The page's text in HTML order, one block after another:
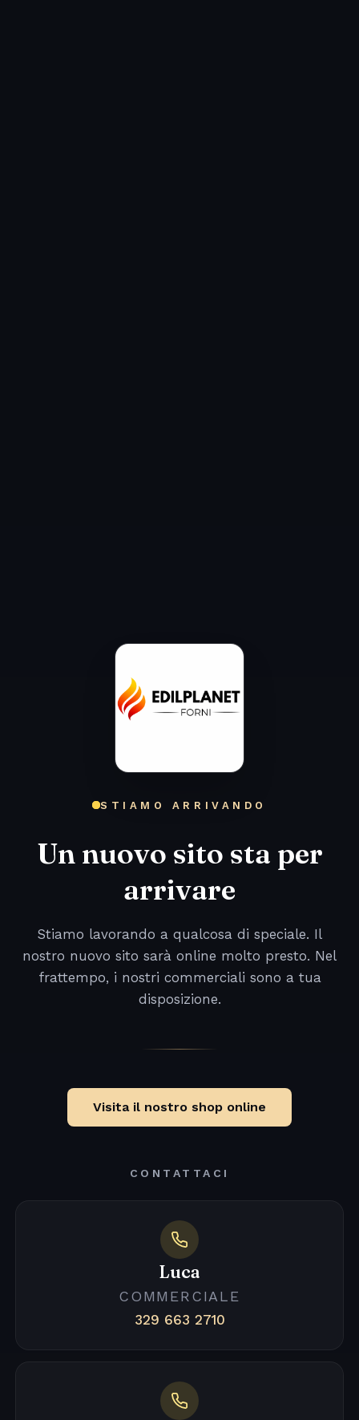
STIAMO ARRIVANDO
Un nuovo sito sta per
arrivare
Stiamo lavorando a qualcosa di speciale. Il
nostro nuovo sito sarà online molto presto. Nel
frattempo, i nostri commerciali sono a tua
disposizione.
Visita il nostro shop online
CONTATTACI
Luca
COMMERCIALE
329 663 2710